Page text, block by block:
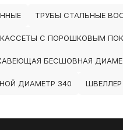
ТРУБЫ СТАЛЬНЫЕ
С ПОРОШКОВЫМ
БЕСШОВНАЯ
ДИАМЕТР 340